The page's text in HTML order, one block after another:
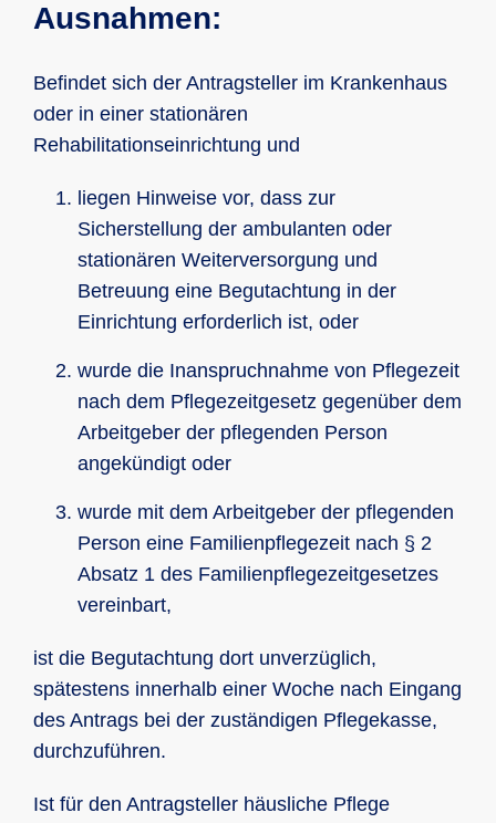
Ausnahmen:
Befindet sich der Antragsteller im Krankenhaus
oder in einer stationären
Rehabilitationseinrichtung und
liegen Hinweise vor, dass zur
Sicherstellung der ambulanten oder
stationären Weiterversorgung und
Betreuung eine Begutachtung in der
Einrichtung erforderlich ist, oder
wurde die Inanspruchnahme von Pflegezeit
nach dem Pflegezeitgesetz gegenüber dem
Arbeitgeber der pflegenden Person
angekündigt oder
wurde mit dem Arbeitgeber der pflegenden
Person eine Familienpflegezeit nach § 2
Absatz 1 des Familienpflegezeitgesetzes
vereinbart,
ist die Begutachtung dort unverzüglich,
spätestens innerhalb einer Woche nach Eingang
des Antrags bei der zuständigen Pflegekasse,
durchzuführen.
Ist für den Antragsteller häusliche Pflege